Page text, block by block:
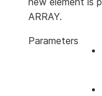
ARRAY.
Parameters